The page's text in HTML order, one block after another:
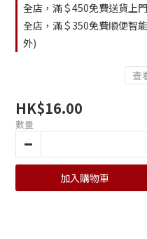
全店，滿＄450免費送貨上
全店，滿＄350免費順便智
外)
查
HK$16.00
數量
加入購物車